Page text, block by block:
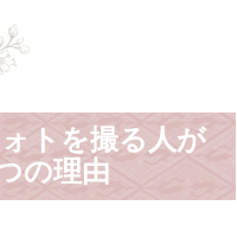
トを撮る人が
の理由